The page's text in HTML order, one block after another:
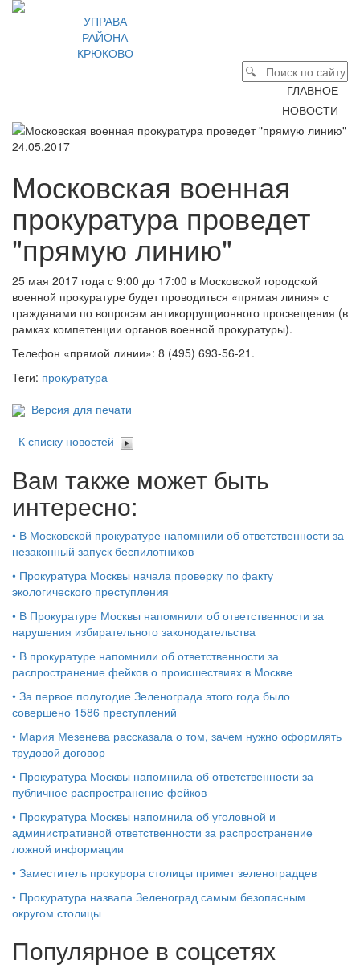
УПРАВА
РАЙОНА
КРЮКОВО
ГЛАВНОЕ
НОВОСТИ
24.05.2017
Московская военная
прокуратура проведет
"прямую линию"
25 мая 2017 года с 9:00 до 17:00 в Московской городской
военной прокуратуре будет проводиться «прямая линия» с
гражданами по вопросам антикоррупционного просвещения (в
рамках компетенции органов военной прокуратуры).
Телефон «прямой линии»: 8 (495) 693-56-21.
Теги: прокуратура
Версия для печати
К списку новостей
Вам также может быть
интересно:
• В Московской прокуратуре напомнили об ответственности за
незаконный запуск беспилотников
• Прокуратура Москвы начала проверку по факту
экологического преступления
• В Прокуратуре Москвы напомнили об ответственности за
нарушения избирательного законодательства
• В прокуратуре напомнили об ответственности за
распространение фейков о происшествиях в Москве
• За первое полугодие Зеленограда этого года было
совершено 1586 преступлений
• Мария Мезенева рассказала о том, зачем нужно оформлять
трудовой договор
• Прокуратура Москвы напомнила об ответственности за
публичное распространение фейков
• Прокуратура Москвы напомнила об уголовной и
административной ответственности за распространение
ложной информации
• Заместитель прокурора столицы примет зеленоградцев
• Прокуратура назвала Зеленоград самым безопасным
округом столицы
Популярное в соцсетях